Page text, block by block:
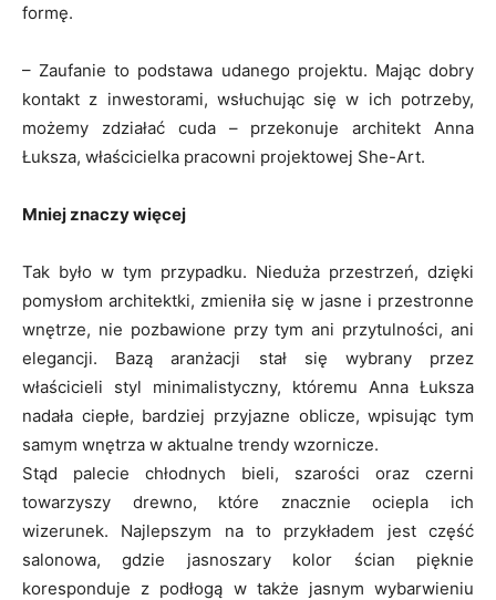
formę.
– Zaufanie to podstawa udanego projektu. Mając dobry
kontakt z inwestorami, wsłuchując się w ich potrzeby,
możemy zdziałać cuda – przekonuje architekt Anna
Łuksza, właścicielka pracowni projektowej She-Art.
Mniej znaczy więcej
Tak było w tym przypadku. Nieduża przestrzeń, dzięki
pomysłom architektki, zmieniła się w jasne i przestronne
wnętrze, nie pozbawione przy tym ani przytulności, ani
elegancji. Bazą aranżacji stał się wybrany przez
właścicieli styl minimalistyczny, któremu Anna Łuksza
nadała ciepłe, bardziej przyjazne oblicze, wpisując tym
samym wnętrza w aktualne trendy wzornicze.
Stąd palecie chłodnych bieli, szarości oraz czerni
towarzyszy drewno, które znacznie ociepla ich
wizerunek. Najlepszym na to przykładem jest część
salonowa, gdzie jasnoszary kolor ścian pięknie
koresponduje z podłogą w także jasnym wybarwieniu